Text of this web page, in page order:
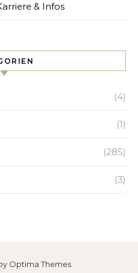
& Infos
(4)
(1)
(285)
(3)
Optima Themes